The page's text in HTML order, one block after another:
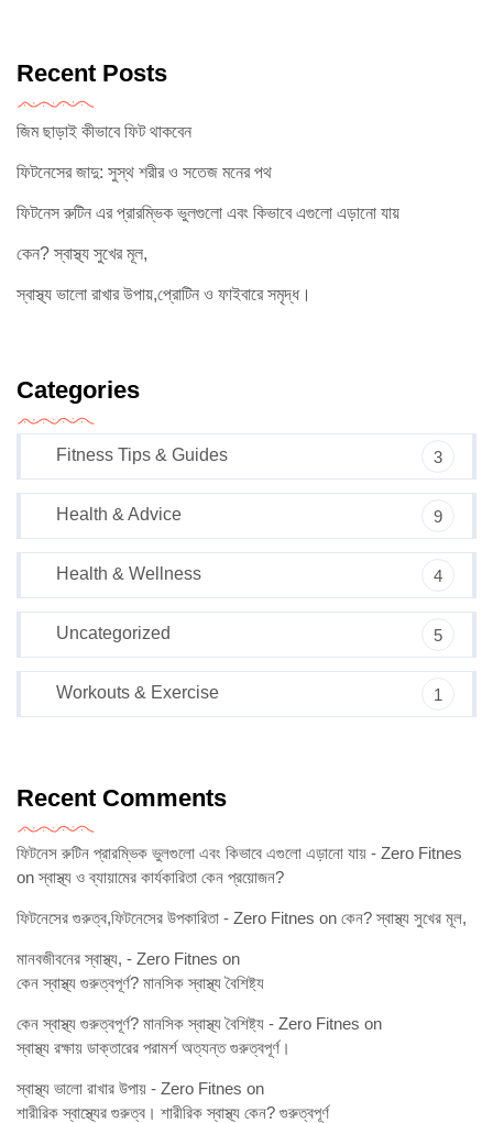
Recent Posts
জিম ছাড়াই কীভাবে ফিট থাকবেন
ফিটনেসের জাদু: সুস্থ শরীর ও সতেজ মনের পথ
ফিটনেস রুটিন এর প্রারম্ভিক ভুলগুলো এবং কিভাবে এগুলো এড়ানো যায়
কেন? স্বাস্থ্য সুখের মূল,
স্বাস্থ্য ভালো রাখার উপায়,প্রোটিন ও ফাইবারে সমৃদ্ধ।
Categories
Fitness Tips & Guides 3
Health & Advice 9
Health & Wellness 4
Uncategorized 5
Workouts & Exercise 1
Recent Comments
ফিটনেস রুটিন প্রারম্ভিক ভুলগুলো এবং কিভাবে এগুলো এড়ানো যায় - Zero Fitnes
on স্বাস্থ্য ও ব্যায়ামের কার্যকারিতা কেন প্রয়োজন?
ফিটনেসের গুরুত্ব,ফিটনেসের উপকারিতা - Zero Fitnes on কেন? স্বাস্থ্য সুখের মূল,
মানবজীবনের স্বাস্থ্য, - Zero Fitnes on
কেন স্বাস্থ্য গুরুত্বপূর্ণ? মানসিক স্বাস্থ্য বৈশিষ্ট্য
কেন স্বাস্থ্য গুরুত্বপূর্ণ? মানসিক স্বাস্থ্য বৈশিষ্ট্য - Zero Fitnes on
স্বাস্থ্য রক্ষায় ডাক্তারের পরামর্শ অত্যন্ত গুরুত্বপূর্ণ।
স্বাস্থ্য ভালো রাখার উপায় - Zero Fitnes on
শারীরিক স্বাস্থ্যের গুরুত্ব। শারীরিক স্বাস্থ্য কেন? গুরুত্বপূর্ণ